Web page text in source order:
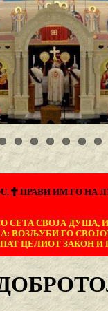
ПРАВИ ИМ ГО НА
СЕТА СВОЈА ДУША,
ВОЗЉУБИ ГО
ЦЕЛИОТ ЗАКОН И